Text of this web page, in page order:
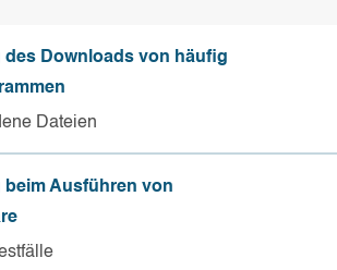
des Downloads von häufig
Dateien
beim Ausführen von